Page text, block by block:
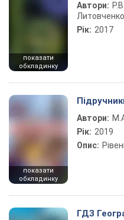
показати
обкладинку
Автори:
Рік: 2017
показати
обкладинку
Автори:
Рік: 2019
Опис:
ГДЗ